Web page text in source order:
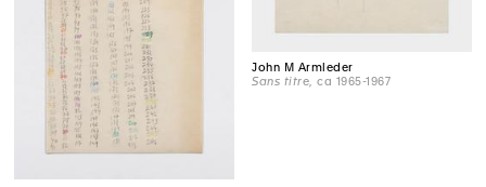
John M Armleder
Sans titre , ca 1965-1967